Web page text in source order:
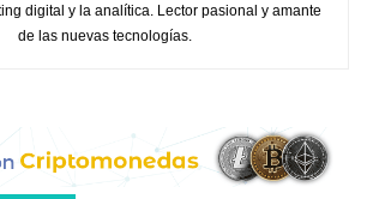
digital y la analítica. Lector pasional y amante
de las nuevas tecnologías.